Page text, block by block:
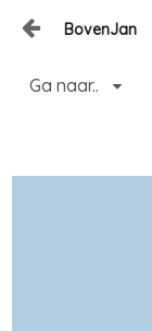
BovenJan
Home
Ga naar..